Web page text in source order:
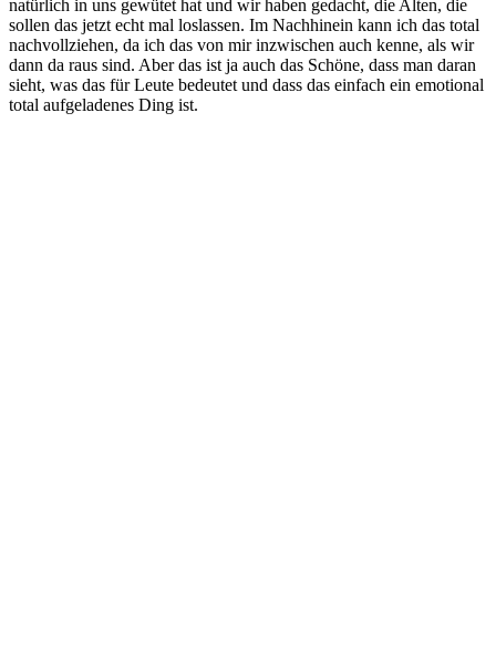
natürlich in uns gewütet hat und wir haben gedacht, die Alten, die
sollen das jetzt echt mal loslassen. Im Nachhinein kann ich das total
nachvollziehen, da ich das von mir inzwischen auch kenne, als wir
dann da raus sind. Aber das ist ja auch das Schöne, dass man daran
sieht, was das für Leute bedeutet und dass das einfach ein emotional
total aufgeladenes Ding ist.